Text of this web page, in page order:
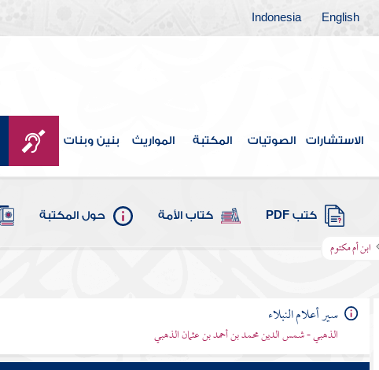
English
Indonesia
الاستشارات الصوتيات المكتبة المواريث بنين وبنات
كتب PDF كتاب الأمة حول المكتبة
ابن أم مكتوم
سير أعلام النبلاء
الذهبي - شمس الدين محمد بن أحمد بن عثمان الذهبي